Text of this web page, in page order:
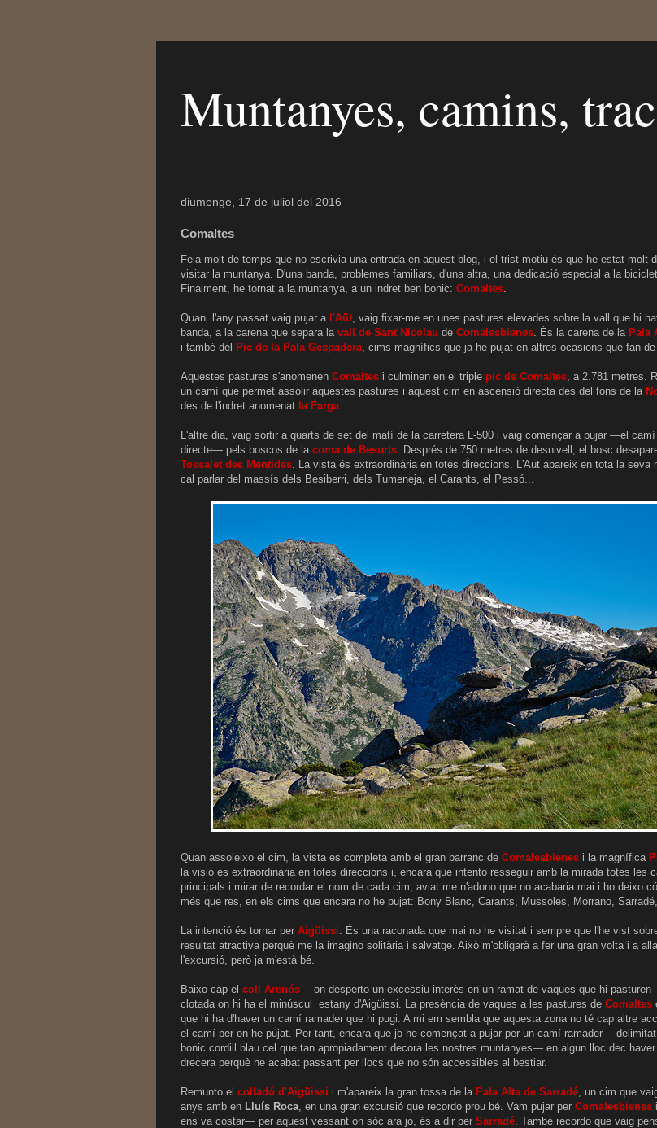
Muntanyes, camins,
diumenge, 17 de juliol del 2016
Comaltes
Feia molt de temps que no escrivia una entrada en aquest blog, i el trist motiu és que he estat molt
visitar la muntanya. D'una banda, problemes familiars, d'una altra, una dedicació especial a la
Finalment, he tornat a la muntanya, a un indret ben bonic: Comaltes.
Quan l'any passat vaig pujar a l'Aüt, vaig fixar-me en unes pastures elevades sobre la vall que hi
banda, a la carena que separa la vall de Sant Nicolau de Comalesbienes. És la carena de laPala
i també del Pic de la Pala Gespadera, cims magnífics que ja he pujat en altres ocasions que fan de
Aquestes pastures s'anomenen Comaltes i culminen en el triple pic de Comaltes, a 2.781 metres.
un camí que permet assolir aquestes pastures i aquest cim en ascensió directa des del fons de la
des de l'indret anomenat la Farga.
L'altre dia, vaig sortir a quarts de set del matí de la carretera L-500 i vaig començar a pujar —el
directe— pels boscos de la coma de Besurts. Després de 750 metres de desnivell, el bosc
Tossalet des Mentides. La vista és extraordinària en totes direccions. L'Aüt apareix en tota la seva
cal parlar del massís dels Besiberri, dels Tumeneja, el Carants, el Pessó...
Quan assoleixo el cim, la vista es completa amb el gran barranc de Comalesbienes i la magnífica
la visió és extraordinària en totes direccions i, encara que intento resseguir amb la mirada totes les
principals i mirar de recordar el nom de cada cim, aviat me n'adono que no acabaria mai i ho deixo
més que res, en els cims que encara no he pujat: Bony Blanc, Carants, Mussoles, Morrano,
La intenció és tornar per Aigüissi. És una raconada que mai no he visitat i sempre que l'he vist
resultat atractiva perquè me la imagino solitària i salvatge. Això m'obligarà a fer una gran volta i a
l'excursió, però ja m'està bé.
Baixo cap el coll Arenós —on desperto un excessiu interès en un ramat de vaques que hi
clotada on hi ha el minúscul estany d'Aigüissi. La presència de vaques a les pastures de Comaltes
que hi ha d'haver un camí ramader que hi pugi. A mi em sembla que aquesta zona no té cap altre
el camí per on he pujat. Per tant, encara que jo he començat a pujar per un camí ramader —delimitat
bonic cordill blau cel que tan apropiadament decora les nostres muntanyes— en algun lloc dec
drecera perquè he acabat passant per llocs que no són accessibles al bestiar.
Remunto el colladó d'Aigüissi i m'apareix la gran tossa de la Pala Alta de Sarradé, un cim que
anys amb en Lluís Roca, en una gran excursió que recordo prou bé. Vam pujar per Comalesbienes
ens va costar— per aquest vessant on sóc ara jo, és a dir per Sarradé. També recordo que vaig